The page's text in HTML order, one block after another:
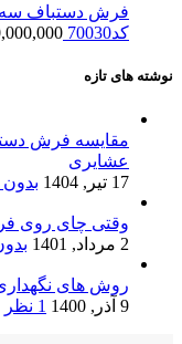
فرش دستباف سه
کد70030
نوشته های تازه
مقایسه فرش
عشایری
17 تیر, 1404
بدون
وقتی چای روی
2 مرداد, 1401
روش های
9 آذر, 1400
1 نظر